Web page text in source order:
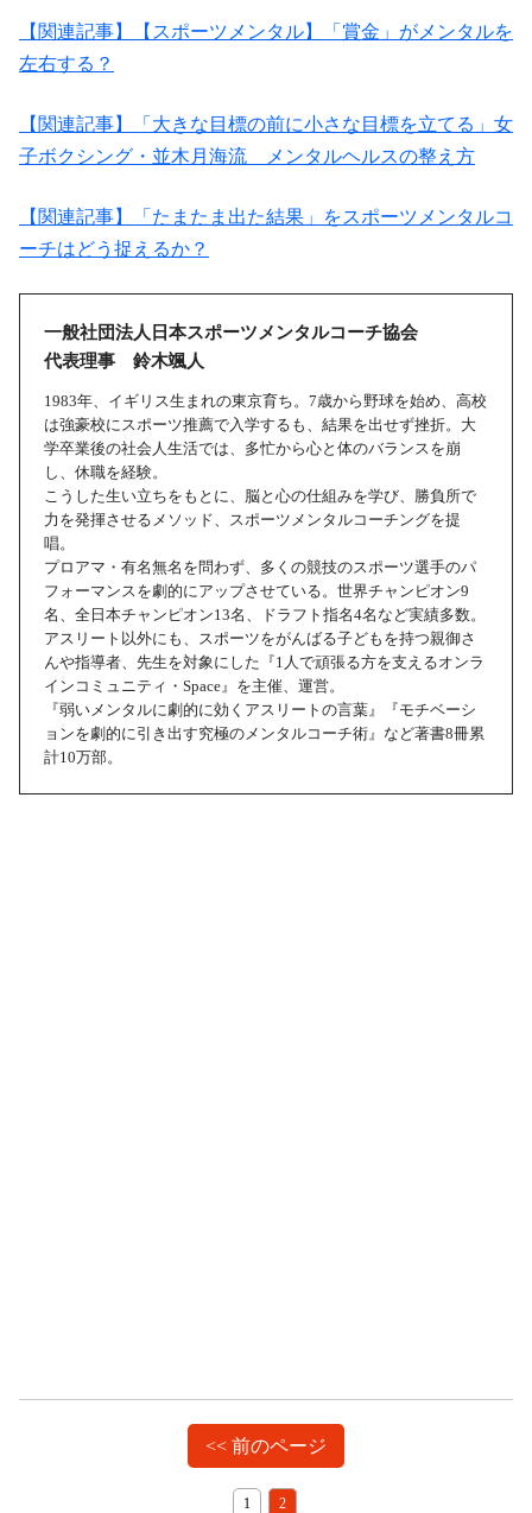
【関連記事】【スポーツメンタル】「賞金」がメンタルを
左右する？
【関連記事】「大きな目標の前に小さな目標を立てる」女
子ボクシング・並木月海流 メンタルヘルスの整え方
【関連記事】「たまたま出た結果」をスポーツメンタルコ
ーチはどう捉えるか？
一般社団法人日本スポーツメンタルコーチ協会
代表理事 鈴木颯人
1983年、イギリス生まれの東京育ち。7歳から野球を始め、高校
は強豪校にスポーツ推薦で入学するも、結果を出せず挫折。大
学卒業後の社会人生活では、多忙から心と体のバランスを崩
し、休職を経験。
こうした生い立ちをもとに、脳と心の仕組みを学び、勝負所で
力を発揮させるメソッド、スポーツメンタルコーチングを提
唱。
プロアマ・有名無名を問わず、多くの競技のスポーツ選手のパ
フォーマンスを劇的にアップさせている。世界チャンピオン9
名、全日本チャンピオン13名、ドラフト指名4名など実績多数。
アスリート以外にも、スポーツをがんばる子どもを持つ親御さ
んや指導者、先生を対象にした『1人で頑張る方を支えるオンラ
インコミュニティ・Space』を主催、運営。
『弱いメンタルに劇的に効くアスリートの言葉』『モチベーシ
ョンを劇的に引き出す究極のメンタルコーチ術』など著書8冊累
計10万部。
<< 前のページ
1 2